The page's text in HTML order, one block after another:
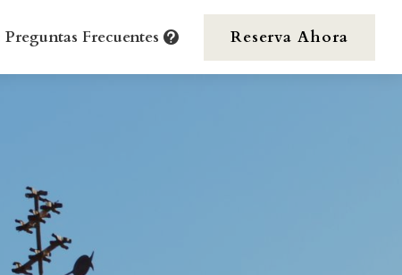
Preguntas Frecuentes Reserva Ahora